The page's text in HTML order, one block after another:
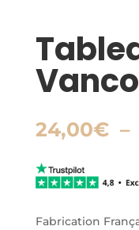
24,00€ –
Fabrication